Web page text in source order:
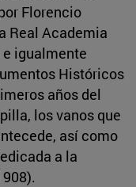
Florencio
Real Academia
e igualmente
Históricos
años del
los vanos que
así como
a la